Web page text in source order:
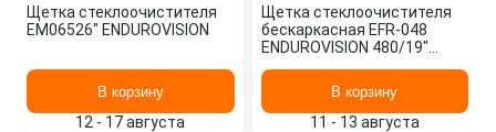
Щетка стеклоочистителя
EM06526" ENDUROVISION
В корзину
12 - 17 августа
Щетка стеклоочистителя
бескаркасная EFR-048
ENDUROVISION 480/19"
В корзину
11 - 13 августа